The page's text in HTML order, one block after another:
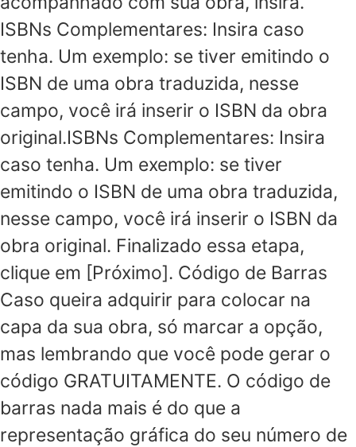
ISBNs Complementares: Insira caso
tenha. Um exemplo: se tiver emitindo o
ISBN de uma obra traduzida, nesse
campo, você irá inserir o ISBN da obra
original.ISBNs Complementares: Insira
caso tenha. Um exemplo: se tiver
emitindo o ISBN de uma obra traduzida,
nesse campo, você irá inserir o ISBN da
obra original. Finalizado essa etapa,
clique em [Próximo]. Código de Barras
Caso queira adquirir para colocar na
capa da sua obra, só marcar a opção,
mas lembrando que você pode gerar o
código GRATUITAMENTE. O código de
barras nada mais é do que a
representação gráfica do seu número de